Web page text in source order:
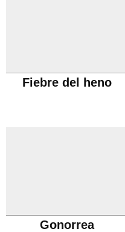
Fiebre del heno
Gonorrea